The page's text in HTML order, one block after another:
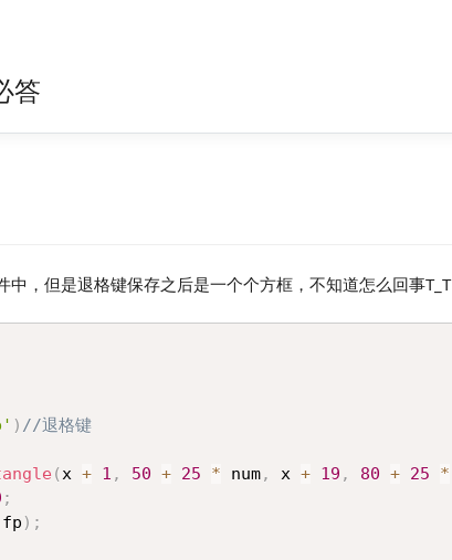
答
，但是退格键保存之后是一个个方框，不知道怎么回事T_T
) //退格键
(x + 1 , 50 + 25 * num, x + 19 , 80 + 25 *
;
fp ) ;